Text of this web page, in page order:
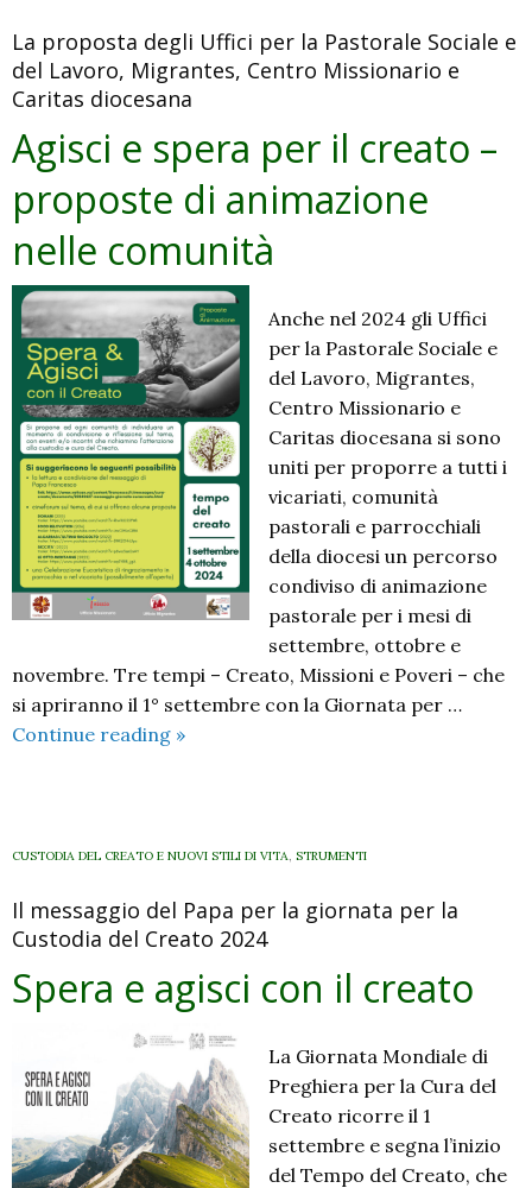
un’agricoltura
più
La proposta degli Uffici per la Pastorale Sociale e
del Lavoro, Migrantes, Centro Missionario e
Caritas diocesana
Agisci e spera per il creato –
proposte di animazione
nelle comunità
Anche nel 2024 gli Uffici
per la Pastorale Sociale e
del Lavoro, Migrantes,
Centro Missionario e
Caritas diocesana si sono
uniti per proporre a tutti i
vicariati, comunità
pastorali e parrocchiali
della diocesi un percorso
condiviso di animazione
pastorale per i mesi di
settembre, ottobre e
novembre. Tre tempi – Creato, Missioni e Poveri – che
si apriranno il 1° settembre con la Giornata per …
Continue reading Agisci
il
proposte
animazione
nelle
comunità
»
CUSTODIA DEL CREATO E NUOVI STILI DI VITA, STRUMENTI
Il messaggio del Papa per la giornata per la
Custodia del Creato 2024
Spera e agisci con il creato
La Giornata Mondiale di
Preghiera per la Cura del
Creato ricorre il 1
settembre e segna l’inizio
del Tempo del Creato, che